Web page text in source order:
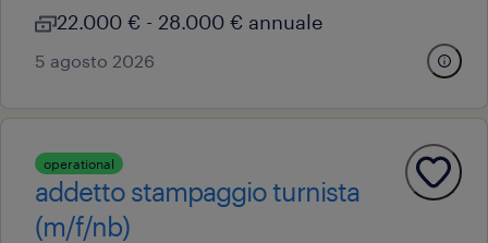
22.000 € - 28.000 € annuale
5 agosto 2026
operational
addetto stampaggio turnista
(m/f/nb)